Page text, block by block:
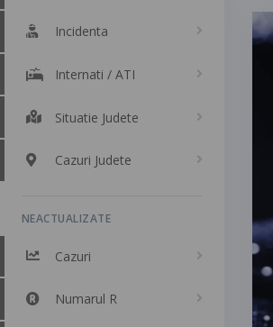
Incidenta
Internati / ATI
Situatie Judete
Cazuri Judete
NEACTUALIZATE
Cazuri
Numarul R